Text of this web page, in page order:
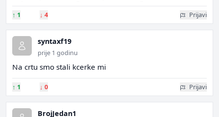
↑ 1 ↓ 4 Prijavi
syntaxf19
prije 1 godinu
Na crtu smo stali kcerke mi
↑ 1 ↓ 0 Prijavi
BrojJedan1